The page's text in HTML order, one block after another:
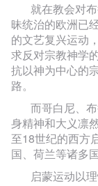
就在教会对
昧统治的欧洲已
的文艺复兴运动
求反对宗教神学
抗以神为中心的
路。
而哥白尼、
身精神和大义凛
至18世纪的西方
国、荷兰等诸多国
启蒙运动以